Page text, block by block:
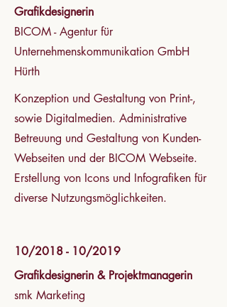
Grafikdesignerin
BICOM -Agentur für
Unternehmenskommunikation GmbH
Hürth
Konzeption und Gestaltung von Print-,
sowie Digitalmedien. Administrative
Betreuung und Gestaltung von Kunden-
Webseiten und der BICOM Webseite.
Erstellung von Icons und Infografiken für
diverse Nutzungsmöglichkeiten.
10/2018 - 10/2019
Grafikdesignerin & Projektmanagerin
smk Marketing